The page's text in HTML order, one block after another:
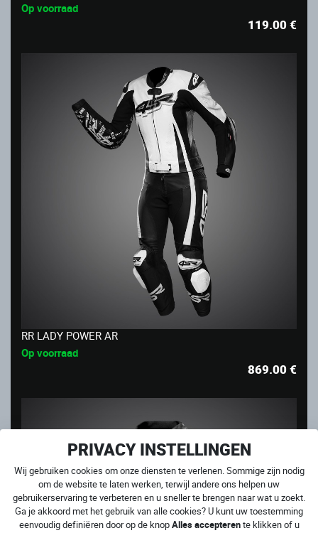
PRIVACY INSTELLINGEN
Wij gebruiken cookies om onze diensten te verlenen. Sommige zijn nodig
om de website te laten werken, terwijl andere ons helpen uw
gebruikerservaring te verbeteren en u sneller te brengen naar wat u zoekt.
Ga je akkoord met het gebruik van alle cookies? U kunt uw toestemming
eenvoudig definiëren door op de knopAlles accepterente klikken of u
Op voorraad
119.00€
RR LADY POWER AR
Op voorraad
869.00€